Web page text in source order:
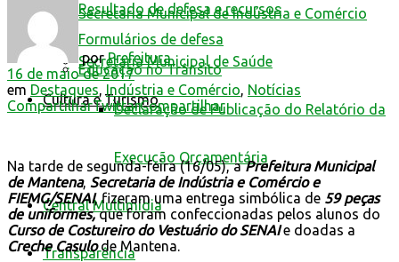
Resultado de defesa e recursos
Formulários de defesa
Educação no Trânsito
Cultura e Turismo
Secretaria Municipal de Indústria e Comércio
Secretaria Municipal de Saúde
Declaração de Publicação do Relatório da
Execução Orçamentária
Central Multimídia
Transparência
por Prefeitura
16 de maio de 2017
em Destaques, Indústria e Comércio, Notícias
CompartilharTwittarCompartilhar
Na tarde de segunda-feira (16/05), aPrefeitura Municipal
de Mantena, Secretaria de Indústria e Comércio e
FIEMG/SENAI, fizeram uma entrega simbólica de 59 peças
de uniformes,que foram confeccionadas pelos alunos do
Curso de Costureiro do Vestuário do SENAIe doadas a
Creche Casulode Mantena.